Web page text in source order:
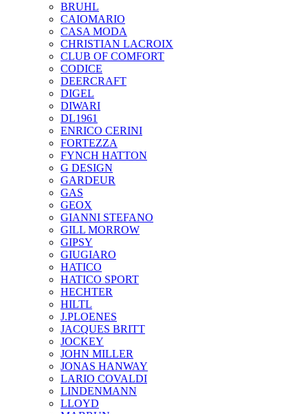
BRUHL
CAIOMARIO
CASA MODA
CHRISTIAN LACROIX
CLUB OF COMFORT
CODICE
DEERCRAFT
DIGEL
DIWARI
DL1961
ENRICO CERINI
FORTEZZA
FYNCH HATTON
G DESIGN
GARDEUR
GAS
GEOX
GIANNI STEFANO
GILL MORROW
GIPSY
GIUGIARO
HATICO
HATICO SPORT
HECHTER
HILTL
J.PLOENES
JAСQUES BRITT
JOCKEY
JOHN MILLER
JONAS HANWAY
LARIO COVALDI
LINDENMANN
LLOYD